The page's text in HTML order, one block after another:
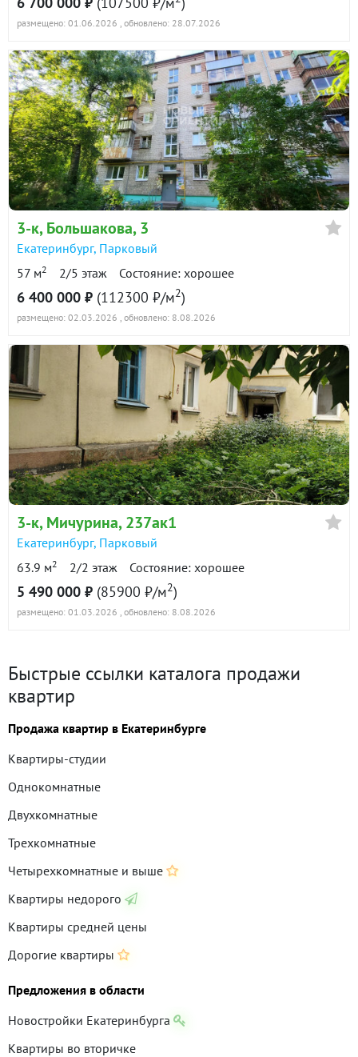
размещено: 01.06.2026 , обновлено: 28.07.2026
3-к, Большакова, 3
Екатеринбург, Парковый
57 м2 2/5 этаж Состояние: хорошее
6 400 000 ₽ (112300 ₽/м2)
размещено: 02.03.2026 , обновлено: 8.08.2026
3-к, Мичурина, 237ак1
Екатеринбург, Парковый
63.9 м2 2/2 этаж Состояние: хорошее
5 490 000 ₽ (85900 ₽/м2)
размещено: 01.03.2026 , обновлено: 8.08.2026
Быстрые ссылки каталога продажи
квартир
Продажа квартир в Екатеринбурге
Квартиры-студии
Однокомнатные
Двухкомнатные
Трехкомнатные
Четырехкомнатные и выше
Квартиры недорого
Квартиры средней цены
Дорогие квартиры
Предложения в области
Новостройки Екатеринбурга
Квартиры во вторичке